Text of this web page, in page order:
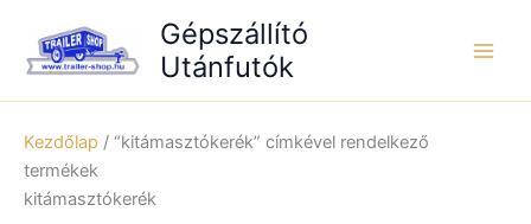
content
Gépszállító
Utánfutók
Kezdőlap / “kitámasztókerék” címkével rendelkező
termékek
kitámasztókerék